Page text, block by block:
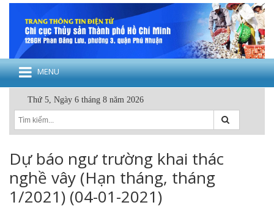
MENU
Thứ 5, Ngày 6 tháng 8 năm 2026
Dự báo ngư trường khai thác
nghề vây (Hạn tháng, tháng
1/2021) (04-01-2021)